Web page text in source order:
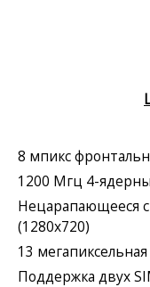
8 мпикс
1200 Мгц 4-
Нецарапающееся
(1280x720)
13
Поддержка двух